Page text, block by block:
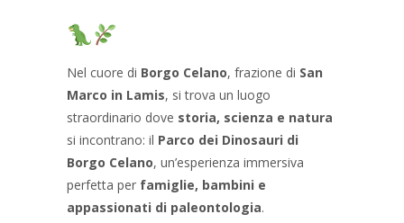
Nel cuore di Borgo Celano, frazione di San
Marco in Lamis, si trova un luogo
straordinario dove storia, scienza e natura
si incontrano: il Parco dei Dinosauri di
Borgo Celano, un’esperienza immersiva
perfetta per famiglie, bambini e
appassionati di paleontologia.